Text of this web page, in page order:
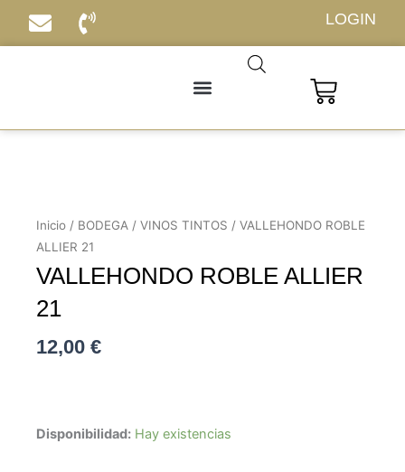
LOGIN
Carrito
Inicio / BODEGA / VINOS TINTOS / VALLEHONDO ROBLE
ALLIER 21
VALLEHONDO ROBLE ALLIER
21
12,00 €
Disponibilidad: Hay existencias
VALLEHONDO